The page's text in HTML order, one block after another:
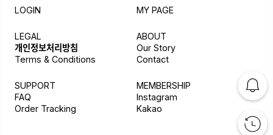
LOGIN MY PAGE
LEGAL
개인정보처리방침
Terms & Conditions
ABOUT
Our Story
Contact
SUPPORT
FAQ
Order Tracking
MEMBERSHIP
Instagram
Kakao